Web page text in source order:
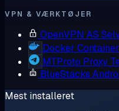
VPN & VÆRKTØJER
OpenVPN AS
Docker
MTProto Proxy
BlueStacks
Mest installeret